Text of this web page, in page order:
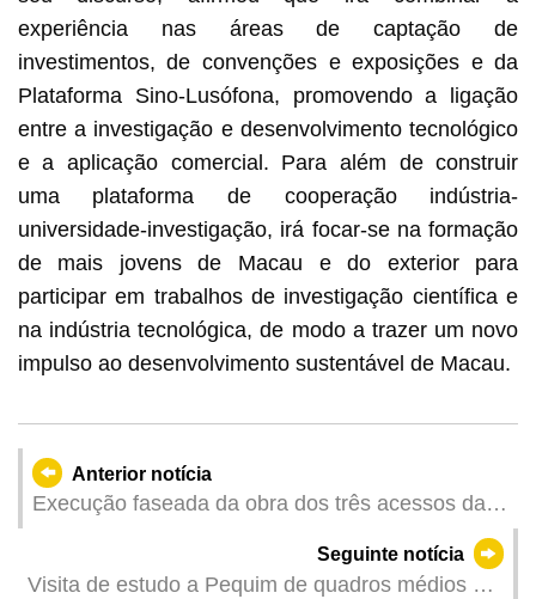
experiência nas áreas de captação de
investimentos, de convenções e exposições e da
Plataforma Sino-Lusófona, promovendo a ligação
entre a investigação e desenvolvimento tecnológico
e a aplicação comercial. Para além de construir
uma plataforma de cooperação indústria-
universidade-investigação, irá focar-se na formação
de mais jovens de Macau e do exterior para
participar em trabalhos de investigação científica e
na indústria tecnológica, de modo a trazer um novo
impulso ao desenvolvimento sustentável de Macau.
Anterior notícia
Execução faseada da obra dos três acessos das
estações da Linha Leste do Metro Ligeiro a partir
de Julho para diminuir o seu impactoSeguinte notícia
Visita de estudo a Pequim de quadros médios e